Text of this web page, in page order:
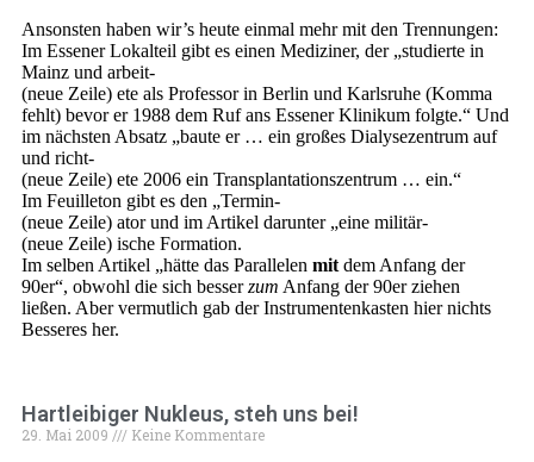
Ansonsten haben wir’s heute einmal mehr mit den Trennungen:
Im Essener Lokalteil gibt es einen Mediziner, der „studierte in
Mainz und arbeit-
(neue Zeile) ete als Professor in Berlin und Karlsruhe (Komma
fehlt) bevor er 1988 dem Ruf ans Essener Klinikum folgte.“ Und
im nächsten Absatz „baute er … ein großes Dialysezentrum auf
und richt-
(neue Zeile) ete 2006 ein Transplantationszentrum … ein.“
Im Feuilleton gibt es den „Termin-
(neue Zeile) ator und im Artikel darunter „eine militär-
(neue Zeile) ische Formation.
Im selben Artikel „hätte das Parallelen mit dem Anfang der
90er“, obwohl die sich besserzum Anfang der 90er ziehen
ließen. Aber vermutlich gab der Instrumentenkasten hier nichts
Besseres her.
Hartleibiger Nukleus, steh uns bei!
29. Mai 2009 Keine Kommentare